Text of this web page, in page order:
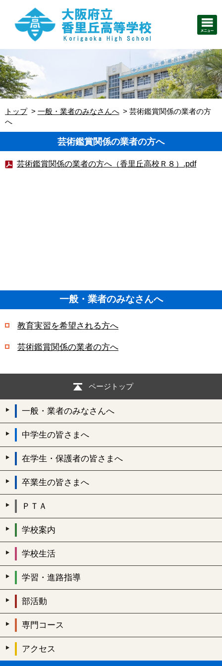
トップ 一般・業者のみなさんへ
芸術鑑賞関係の業者の方
へ
芸術鑑賞関係の業者の方へ
芸術鑑賞関係の業者の方へ（香里丘高校Ｒ８）.pdf
一般・業者のみなさんへ
教育実習を希望される方へ
芸術鑑賞関係の業者の方へ
ページトップ
一般・業者のみなさんへ
中学生の皆さまへ
在学生・保護者の皆さまへ
卒業生の皆さまへ
ＰＴＡ
学校案内
学校生活
学習・進路指導
部活動
専門コース
アクセス